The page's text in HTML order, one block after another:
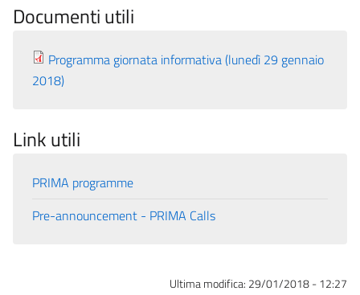
Documenti utili
Programma giornata informativa (lunedì 29 gennaio
2018)
Link utili
PRIMA programme
Pre-announcement - PRIMA Calls
Ultima modifica: 29/01/2018 - 12:27